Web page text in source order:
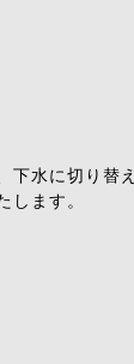
下水に切り替え
ます。